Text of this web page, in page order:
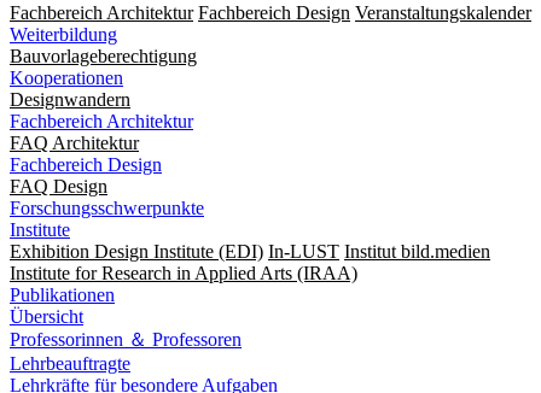
Fachbereich Architektur Fachbereich Design Veranstaltungskalender
Weiterbildung
Bauvorlageberechtigung
Kooperationen
Designwandern
Fachbereich Architektur
FAQ Architektur
Fachbereich Design
FAQ Design
Forschungsschwerpunkte
Institute
Exhibition Design Institute (EDI) In-LUST Institut bild.medien
Institute for Research in Applied Arts (IRAA)
Publikationen
Übersicht
Professorinnen ＆ Professoren
Lehrbeauftragte
Lehrkräfte für besondere Aufgaben